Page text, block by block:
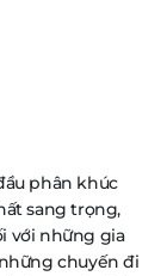
phân khúc
sang trọng,
với những gia
chuyến đi